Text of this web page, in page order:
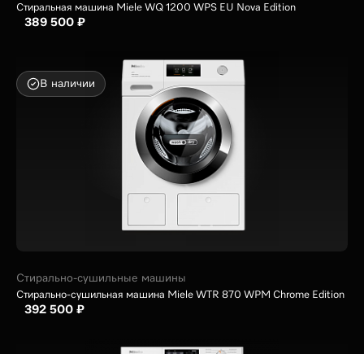
Стиральная машина Miele WQ 1200 WPS EU Nova Edition
389 500 ₽
В наличии
Стирально-сушильные машины
Стирально-сушильная машина Miele WTR 870 WPM Chrome Edition
392 500 ₽